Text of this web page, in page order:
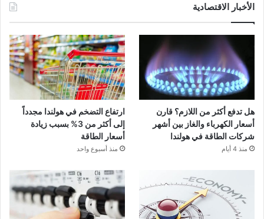
الأخبار الاقتصادية
هل تدفع أكثر من اللازم؟ قارن
أسعار الكهرباء والغاز بين أشهر
شركات الطاقة في هولندا
منذ 4 أيام
ارتفاع التضخم في هولندا مجدداً
إلى أكثر من 3% بسبب زيادة
أسعار الطاقة
منذ أسبوع واحد